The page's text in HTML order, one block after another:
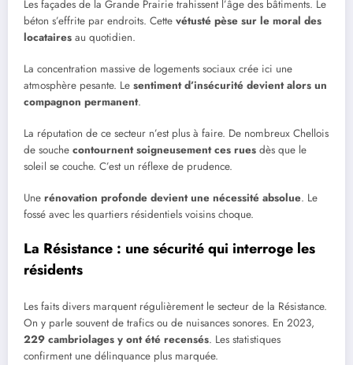
Les façades de la Grande Prairie trahissent l’âge des bâtiments. Le
béton s’effrite par endroits. Cette vétusté pèse sur le moral des
locataires au quotidien.
La concentration massive de logements sociaux crée ici une
atmosphère pesante. Le sentiment d’insécurité devient alors un
compagnon permanent.
La réputation de ce secteur n’est plus à faire. De nombreux Chellois
de souche contournent soigneusement ces rues dès que le
soleil se couche. C’est un réflexe de prudence.
Une rénovation profonde devient une nécessité absolue. Le
fossé avec les quartiers résidentiels voisins choque.
La Résistance : une sécurité qui interroge les
résidents
Les faits divers marquent régulièrement le secteur de la Résistance.
On y parle souvent de trafics ou de nuisances sonores. En 2023,
229 cambriolages y ont été recensés. Les statistiques
confirment une délinquance plus marquée.